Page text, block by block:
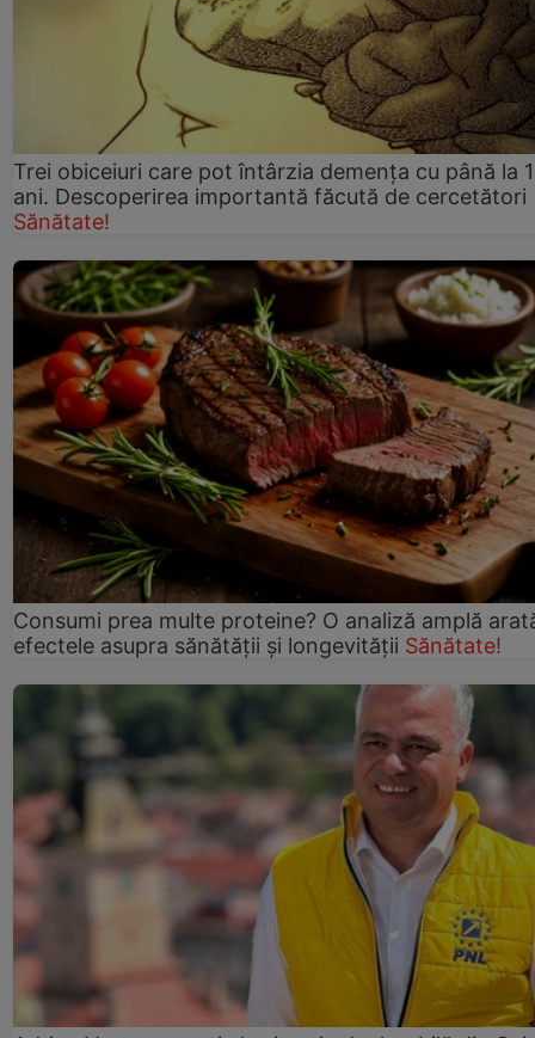
Trei obiceiuri care pot întârzia demența cu până la
ani. Descoperirea importantă făcută de cercetători
Sănătate!
Consumi prea multe proteine? O analiză amplă
efectele asupra sănătății și longevității Sănătate!